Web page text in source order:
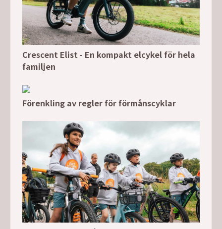
Crescent Elist - En kompakt elcykel för hela
familjen
Förenkling av regler för förmånscyklar